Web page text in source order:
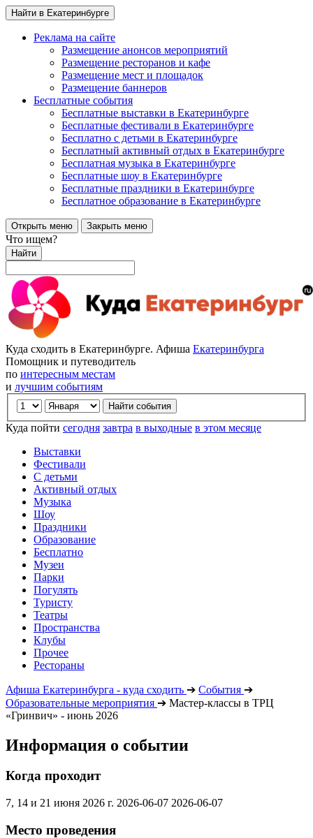
Найти в Екатеринбурге
Реклама на сайте
Размещение анонсов мероприятий
Размещение ресторанов и кафе
Размещение мест и площадок
Размещение баннеров
Бесплатные события
Бесплатные выставки в Екатеринбурге
Бесплатные фестивали в Екатеринбурге
Бесплатно с детьми в Екатеринбурге
Бесплатный активный отдых в Екатеринбурге
Бесплатная музыка в Екатеринбурге
Бесплатные шоу в Екатеринбурге
Бесплатные праздники в Екатеринбурге
Бесплатное образование в Екатеринбурге
Открыть меню Закрыть меню
Что ищем?
Найти
Куда сходить в Екатеринбурге. Афиша Екатеринбурга
Помощник и путеводитель
по интересным местам
и лучшим событиям
Куда пойти сегодня завтра в выходные в этом месяце
Выставки
Фестивали
С детьми
Активный отдых
Музыка
Шоу
Праздники
Образование
Бесплатно
Музеи
Парки
Погулять
Туристу
Театры
Пространства
Клубы
Прочее
Рестораны
Афиша Екатеринбурга - куда сходить ➔ События ➔
Образовательные мероприятия ➔ Мастер-классы в ТРЦ
«Гринвич» - июнь 2026
Информация о событии
Когда проходит
7, 14 и 21 июня 2026 г. 2026-06-07 2026-06-07
Место проведения